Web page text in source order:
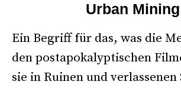
Urban Mining
Ein Begriff für das, was die
den postapokalyptischen
sie in Ruinen und